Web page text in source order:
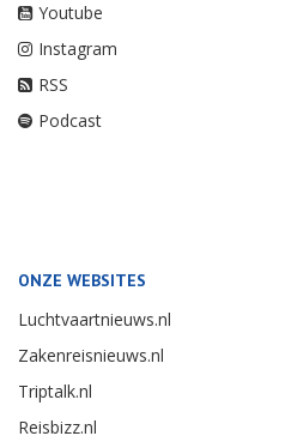
Youtube
Instagram
RSS
Podcast
ONZE WEBSITES
Luchtvaartnieuws.nl
Zakenreisnieuws.nl
Triptalk.nl
Reisbizz.nl